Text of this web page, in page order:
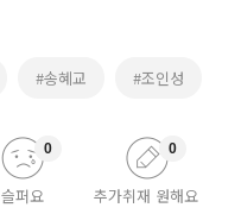
#송혜교 #조인성
슬퍼요
0
추가취재 원해요
0